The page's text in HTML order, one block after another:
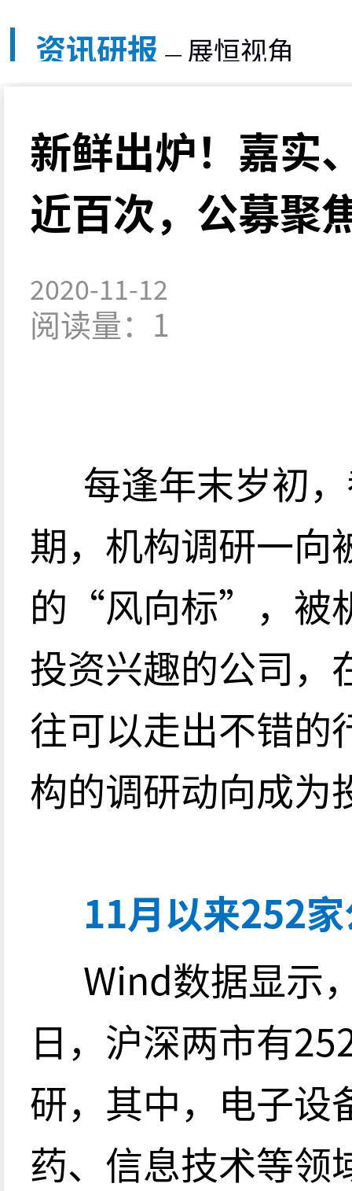
资讯研报 — 展恒视角
新鲜出炉！嘉实
近百次，公募聚
2020-11-12
阅读量：1
每逢年末岁初
期，机构调研一向
的“风向标”，被
投资兴趣的公司，
往可以走出不错的
构的调研动向成为
11月以来252
Wind数据显示
日，沪深两市有
研，其中，电子设
药、信息技术等领